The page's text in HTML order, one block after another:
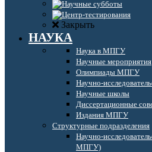
Закрыть
НАУКА
Наука в МПГУ
Научные мероприятия
Олимпиады МПГУ
Научно-
Научные школы
Диссертационные
Издания МПГУ
Структурные подразделения
Научно-
МПГУ)